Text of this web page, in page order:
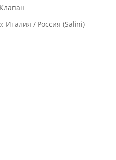
Клапан
Италия / Россия (Salini)